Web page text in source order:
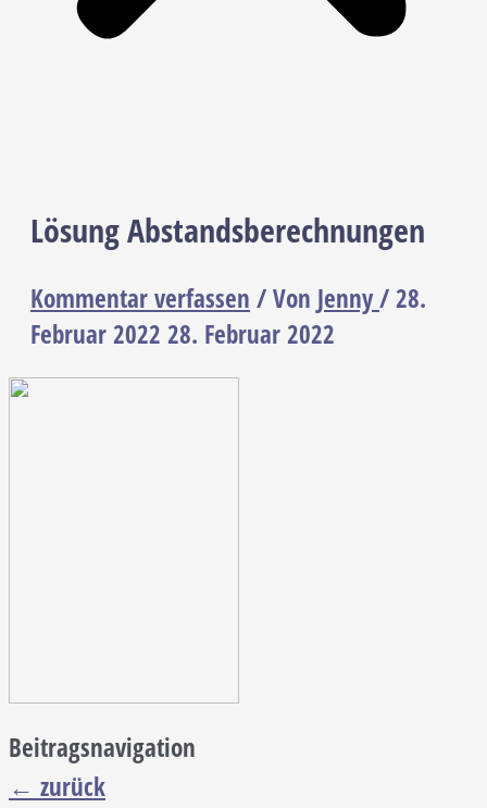
Lösung Abstandsberechnungen
Kommentar verfassen / Von Jenny/28.
Februar 2022 28. Februar 2022
Beitragsnavigation
← zurück